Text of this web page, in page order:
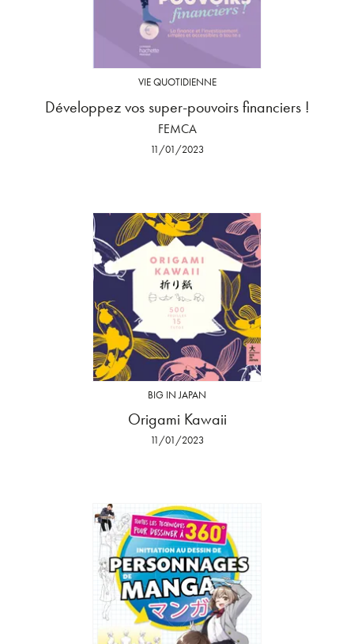
VIE QUOTIDIENNE
Développez vos super-pouvoirs financiers !
FEMCA
11/01/2023
BIG IN JAPAN
Origami Kawaii
11/01/2023